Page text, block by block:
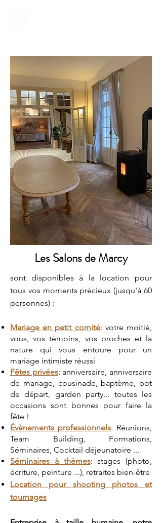
Les Salons de Marcy
sont disponibles à la location pour
tous vos moments précieux (jusqu'à 60
personnes) :
Mariage en petit comité: votre moitié,
vous, vos témoins, vos proches et la
nature qui vous entoure pour un
mariage intimiste réussi
Fêtes privées: anniversaire, anniversaire
de mariage, cousinade, baptème, pot
de départ, garden party... toutes les
occasions sont bonnes pour faire la
fête !
Évènements professionnels: Réunions,
Team Building, Formations,
Séminaires, Cocktail déjeunatoire ...
Séminaires à thèmes: stages (photo,
écriture, peinture ...), retraites bien-être
Location pour shooting photos et
tournages